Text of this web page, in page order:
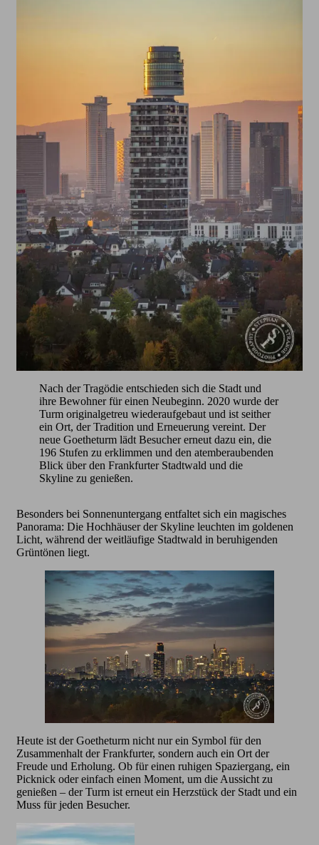
Nach der Tragödie entschieden sich die Stadt und
ihre Bewohner für einen Neubeginn. 2020 wurde der
Turm originalgetreu wiederaufgebaut und ist seither
ein Ort, der Tradition und Erneuerung vereint. Der
neue Goetheturm lädt Besucher erneut dazu ein, die
196 Stufen zu erklimmen und den atemberaubenden
Blick über den Frankfurter Stadtwald und die
Skyline zu genießen.
Besonders bei Sonnenuntergang entfaltet sich ein magisches
Panorama: Die Hochhäuser der Skyline leuchten im goldenen
Licht, während der weitläufige Stadtwald in beruhigenden
Grüntönen liegt.
Heute ist der Goetheturm nicht nur ein Symbol für den
Zusammenhalt der Frankfurter, sondern auch ein Ort der
Freude und Erholung. Ob für einen ruhigen Spaziergang, ein
Picknick oder einfach einen Moment, um die Aussicht zu
genießen – der Turm ist erneut ein Herzstück der Stadt und ein
Muss für jeden Besucher.